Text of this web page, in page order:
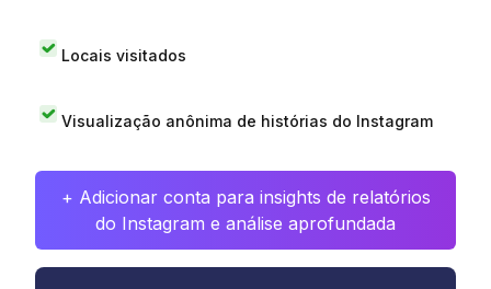
Locais visitados
Visualização anônima de histórias do Instagram
+ Adicionar conta para insights de relatórios
do Instagram e análise aprofundada